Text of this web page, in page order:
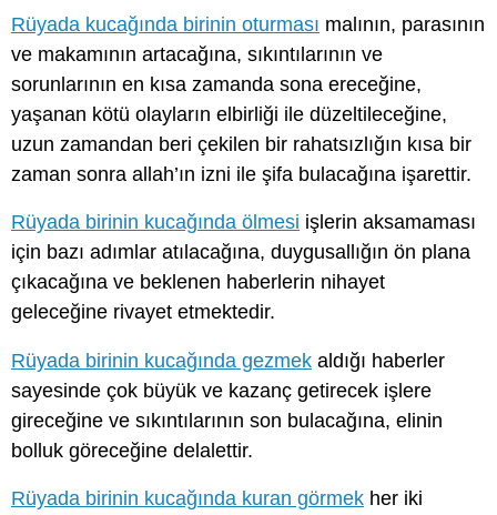
Rüyada kucağında birinin oturması malının, parasının
ve makamının artacağına, sıkıntılarının ve
sorunlarının en kısa zamanda sona ereceğine,
yaşanan kötü olayların elbirliği ile düzeltileceğine,
uzun zamandan beri çekilen bir rahatsızlığın kısa bir
zaman sonra allah’ın izni ile şifa bulacağına işarettir.
Rüyada birinin kucağında ölmesi işlerin aksamaması
için bazı adımlar atılacağına, duygusallığın ön plana
çıkacağına ve beklenen haberlerin nihayet
geleceğine rivayet etmektedir.
Rüyada birinin kucağında gezmek aldığı haberler
sayesinde çok büyük ve kazanç getirecek işlere
gireceğine ve sıkıntılarının son bulacağına, elinin
bolluk göreceğine delalettir.
Rüyada birinin kucağında kuran görmek her iki